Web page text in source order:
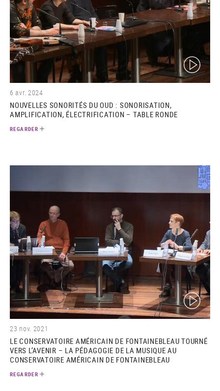
(video)
6 avr. 2024
NOUVELLES SONORITÉS DU OUD : SONORISATION,
AMPLIFICATION, ÉLECTRIFICATION – TABLE RONDE
REGARDER
(video)
23 nov. 2021
LE CONSERVATOIRE AMÉRICAIN DE FONTAINEBLEAU TOURNÉ
VERS L’AVENIR – LA PÉDAGOGIE DE LA MUSIQUE AU
CONSERVATOIRE AMÉRICAIN DE FONTAINEBLEAU
REGARDER